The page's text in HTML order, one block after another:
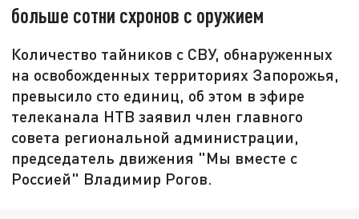
больше сотни схронов с оружием
Количество тайников с СВУ, обнаруженных
на освобожденных территориях Запорожья,
превысило сто единиц, об этом в эфире
телеканала НТВ заявил член главного
совета региональной администрации,
председатель движения "Мы вместе с
Россией" Владимир Рогов.